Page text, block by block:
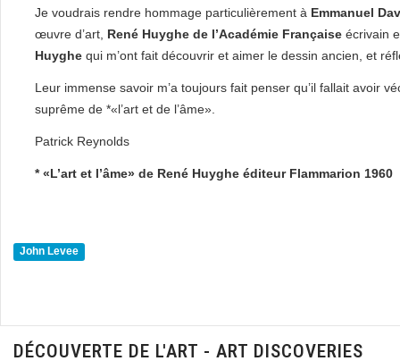
Je voudrais rendre hommage particulièrement à Emmanuel
œuvre d’art, René Huyghe de l’Académie Française écrivain
Huyghe qui m’ont fait découvrir et aimer le dessin ancien, et
Leur immense savoir m’a toujours fait penser qu’il fallait avoir
suprême de *«l’art et de l’âme».
Patrick Reynolds
* «L’art et l’âme» de René Huyghe éditeur Flammarion 1960
John Levee
DÉCOUVERTE DE L'ART - ART DISCOVERIES